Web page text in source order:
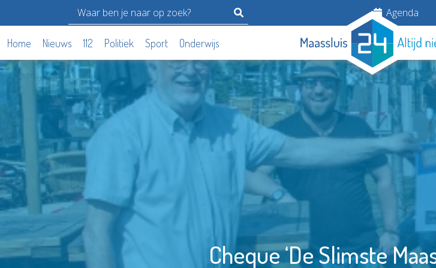
Agenda
Home Nieuws 112 Politiek Sport Onderwijs
Cheque ‘De Slimste